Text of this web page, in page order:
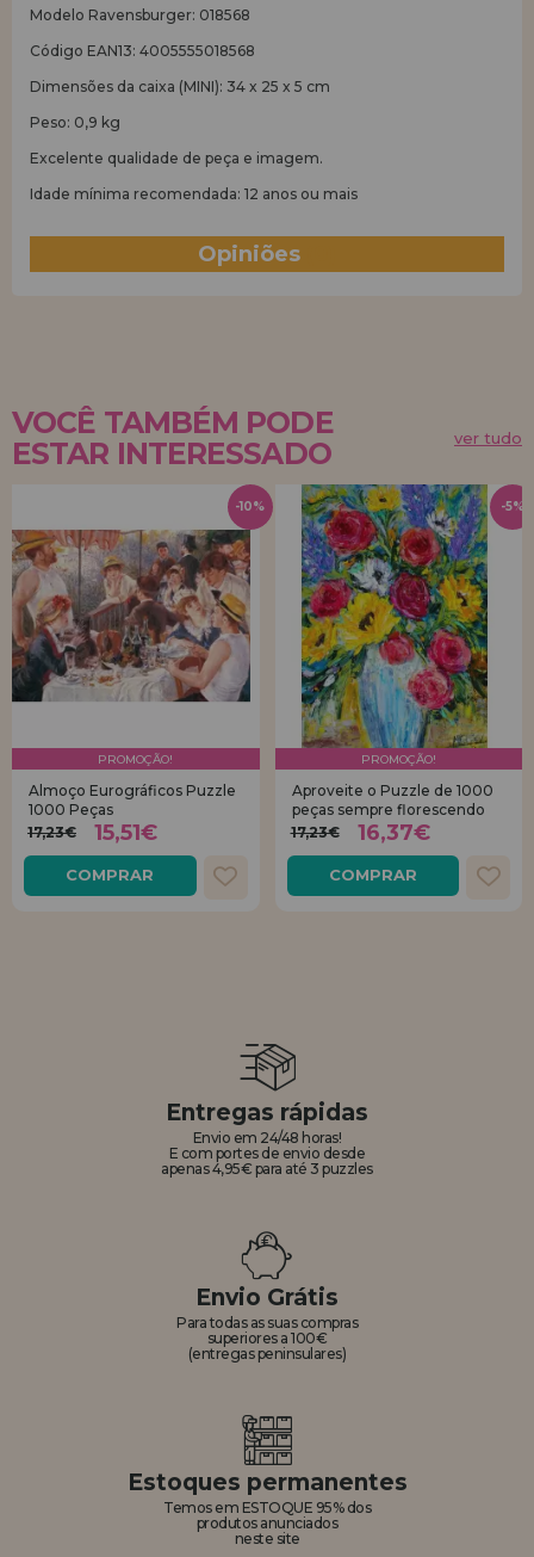
Modelo Ravensburger: 018568
Código EAN13: 4005555018568
Dimensões da caixa (MINI): 34 x 25 x 5 cm
Peso: 0,9 kg
Excelente qualidade de peça e imagem.
Idade mínima recomendada: 12 anos ou mais
Opiniões
VOCÊ TAMBÉM PODE
ESTAR INTERESSADO
ver tudo
PROMOÇÃO!
Almoço Eurográficos Puzzle
1000 Peças
17,23€
15,51€
COMPRAR
-10%
PROMOÇÃO!
Aproveite o Puzzle de 1000
peças sempre florescendo
17,23€
16,37€
COMPRAR
-5%
Entregas rápidas
Envio em 24/48 horas!
E com portes de envio desde
apenas 4,95€ para até 3 puzzles
Envio Grátis
Para todas as suas compras
superiores a 100€
(entregas peninsulares)
Estoques permanentes
Temos em ESTOQUE 95% dos
produtos anunciados
neste site